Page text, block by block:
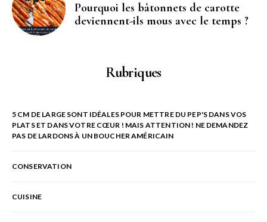
Pourquoi les bâtonnets de carotte
deviennent-ils mous avec le temps ?
Rubriques
5 CM DE LARGE SONT IDÉALES POUR METTRE DU PEP'S DANS VOS
PLATS ET DANS VOTRE CŒUR ! MAIS ATTENTION ! NE DEMANDEZ
PAS DE LARDONS À UN BOUCHER AMÉRICAIN
CONSERVATION
CUISINE